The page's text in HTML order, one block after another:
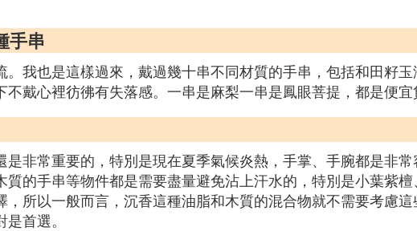
手串
我也是這樣過來，戴過幾十串不同材質的手串，包括和田籽
戴心裡彷彿有失落感。一串是麻梨一串是鳳眼菩提，都是便宜
非常重要的，特別是現在夏季氣候炎熱，手掌、手腕都是非
的手串等物件都是需要盡量避免沾上汗水的，特別是小葉紫
所以一般而言，沉香這種油脂和木質的混合物就不需要考慮
首選。